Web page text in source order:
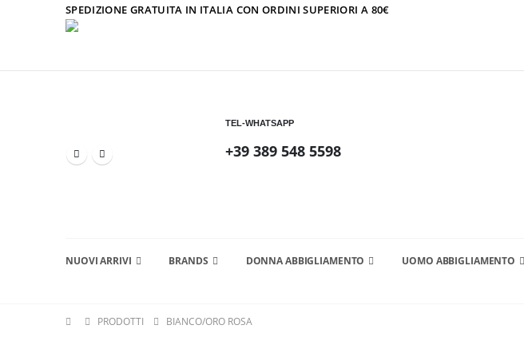
SPEDIZIONE GRATUITA IN ITALIA CON ORDINI SUPERIORI A 80€
TEL-WHATSAPP
+39 389 548 5598
NUOVI ARRIVI BRANDS DONNA ABBIGLIAMENTO UOMO ABBIGLIAMENTO
PRODOTTI BIANCO/ORO ROSA